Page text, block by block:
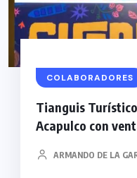
COLABORADORES
Tianguis
Acapulco con
ARMANDO DE LA